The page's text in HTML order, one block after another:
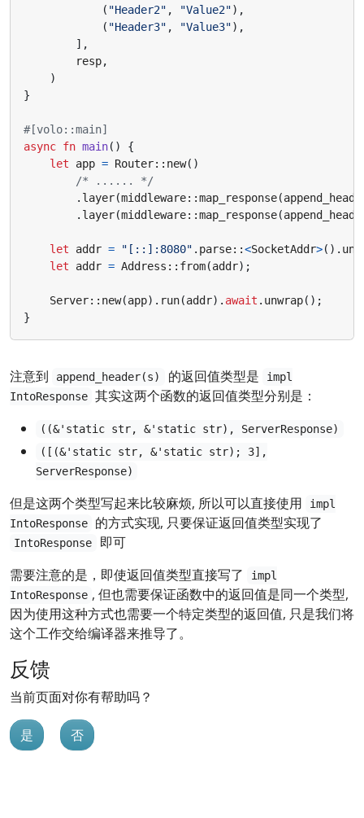
( "Header2" , "Value2"),
( "Header3" , "Value3"),
],
resp,
)
}
#[volo::main]
async fn main()
{
let
app = Router:: new()
/* ...... */
. layer(middleware::map_response(
. layer(middleware::map_response(
let addr = "[::]:8080" . parse::<SocketAddr>().
let
addr = Address :: from(addr);
Server:: new(app). run(addr). await . unwrap();
}
注意到 append_header(s) 的返回值类型是
impl
IntoResponse 其实这两个函数的返回值类型分别是：
((&'static str, &'static str), ServerResponse)
([(&'static str, &'static str); 3],
ServerResponse)
但是这两个类型写起来比较麻烦, 所以可以直接使用
impl
IntoResponse
的方式实现, 只要保证返回值类型实现了
IntoResponse
即可
需要注意的是，即使返回值类型直接写了
impl
IntoResponse , 但也需要保证函数中的返回值是同一个类型,
因为使用这种方式也需要一个特定类型的返回值, 只是我们将
这个工作交给编译器来推导了。
反馈
当前页面对你有帮助吗？
是 否